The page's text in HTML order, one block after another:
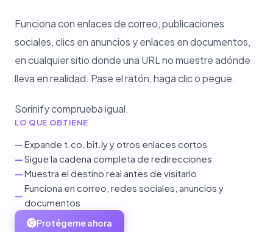
Funciona con enlaces de correo, publicaciones
sociales, clics en anuncios y enlaces en documentos,
en cualquier sitio donde una URL no muestre adónde
lleva en realidad. Pase el ratón, haga clic o pegue.
Sorinify comprueba igual.
LO QUE OBTIENE
—Expande t.co, bit.ly y otros enlaces cortos
—Sigue la cadena completa de redirecciones
—Muestra el destino real antes de visitarlo
—
Funciona en correo, redes sociales, anuncios y
documentos
Protégeme ahora